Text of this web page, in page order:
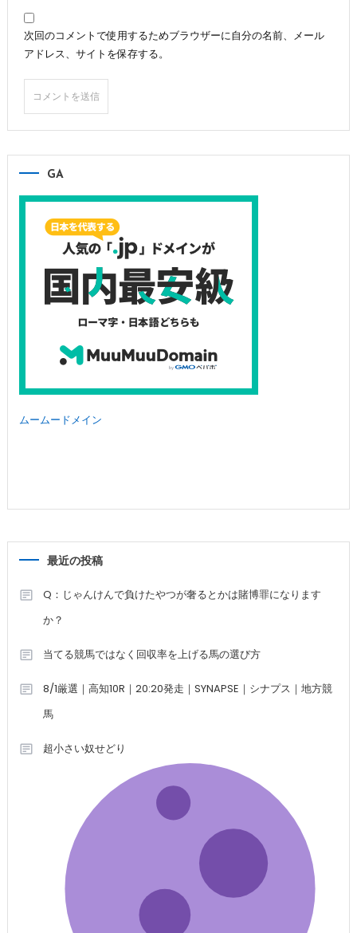
次回のコメントで使用するためブラウザーに自分の名前、メール
アドレス、サイトを保存する。
GA
ムームードメイン
最近の投稿
Q：じゃんけんで負けたやつが奢るとかは賭博罪になります
か？
当てる競馬ではなく回収率を上げる馬の選び方
8/1厳選｜高知10R｜20:20発走｜SYNAPSE｜シナプス｜地方競
馬
超小さい奴せどり